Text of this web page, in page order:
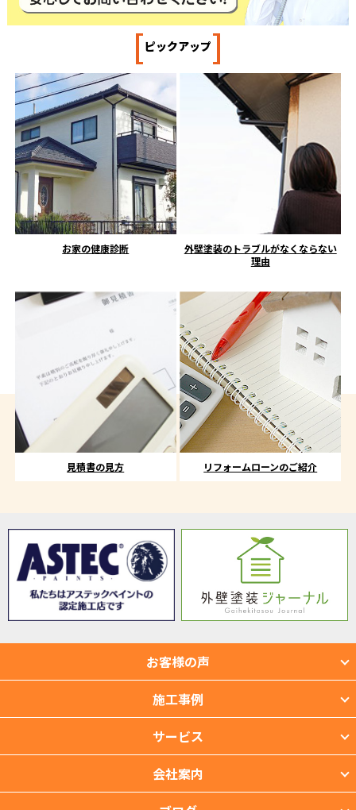
[ピックアップ]
お家の健康診断
外壁塗装のトラブルがなくならない
理由
見積書の見方 リフォームローンのご紹介
お客様の声
施工事例
サービス
会社案内